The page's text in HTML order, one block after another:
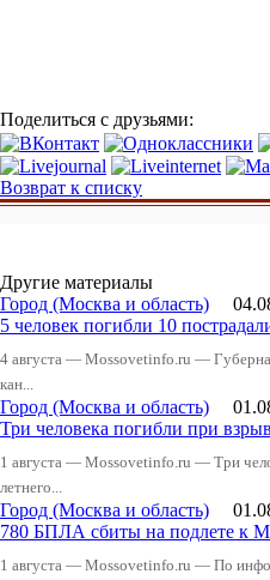
Поделиться с друзьями:
Возврат к списку
Другие материалы
Город (Москва и область)
5 человек погибли 10
4 августа — Mossovetinfo.ru —
кан...
Город (Москва и область)
Три человека погибли при
1 августа — Mossovetinfo.ru — Три
летнего...
Город (Москва и область)
780 БПЛА сбиты на подлете к
1 августа — Mossovetinfo.ru — По